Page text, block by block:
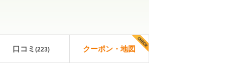
口コミ (223) クーポン・地図